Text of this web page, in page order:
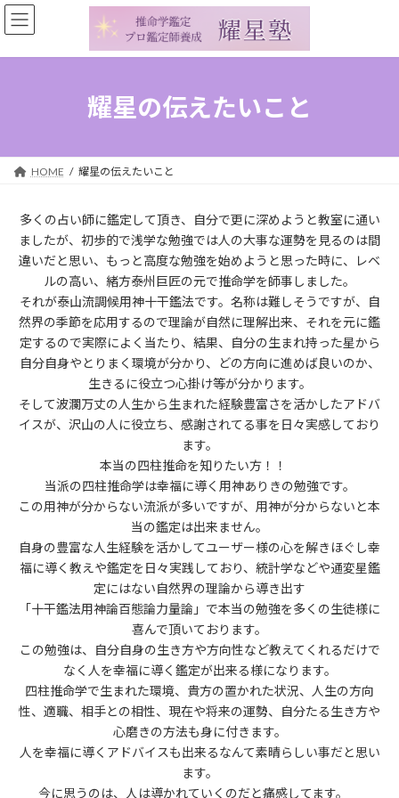
コ
ン
ン
ナ
ビ
ー
耀星の伝えたいこと
HOME 耀星の伝えたいこと
多くの占い師に鑑定して頂き、自分で更に深めようと教室に通い
ましたが、初歩的で浅学な勉強では人の大事な運勢を見るのは間
違いだと思い、もっと高度な勉強を始めようと思った時に、レベ
ルの高い、緒方泰州巨匠の元で推命学を師事しました。
それが泰山流調候用神十干鑑法です。名称は難しそうですが、自
然界の季節を応用するので理論が自然に理解出来、それを元に鑑
定するので実際によく当たり、結果、自分の生まれ持った星から
自分自身やとりまく環境が分かり、どの方向に進めば良いのか、
生きるに役立つ心掛け等が分かります。
そして波瀾万丈の人生から生まれた経験豊富さを活かしたアドバ
イスが、沢山の人に役立ち、感謝されてる事を日々実感しており
ます。
本当の四柱推命を知りたい方！！
当派の四柱推命学は幸福に導く用神ありきの勉強です。
この用神が分からない流派が多いですが、用神が分からないと本
当の鑑定は出来ません。
自身の豊富な人生経験を活かしてユーザー様の心を解きほぐし幸
福に導く教えや鑑定を日々実践しており、統計学などや通変星鑑
定にはない自然界の理論から導き出す
「十干鑑法用神論百態論力量論」で本当の勉強を多くの生徒様に
喜んで頂いております。
この勉強は、自分自身の生き方や方向性など教えてくれるだけで
なく人を幸福に導く鑑定が出来る様になります。
四柱推命学で生まれた環境、貴方の置かれた状況、人生の方向
性、適職、相手との相性、現在や将来の運勢、自分たる生き方や
心磨きの方法も身に付きます。
人を幸福に導くアドバイスも出来るなんて素晴らしい事だと思い
ます。
今に思うのは、人は導かれていくのだと痛感してます。